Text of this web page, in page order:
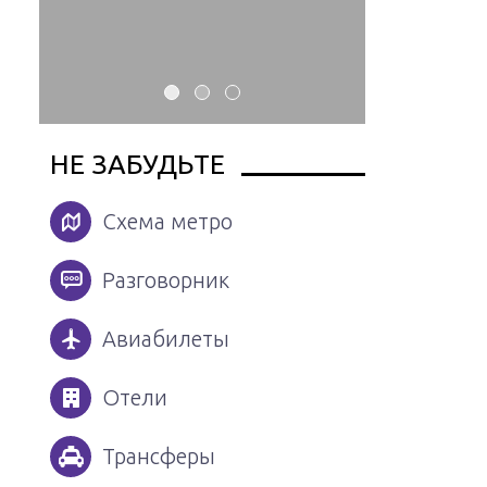
НЕ ЗАБУДЬТЕ
Схема метро
Разговорник
Авиабилеты
Отели
Трансферы